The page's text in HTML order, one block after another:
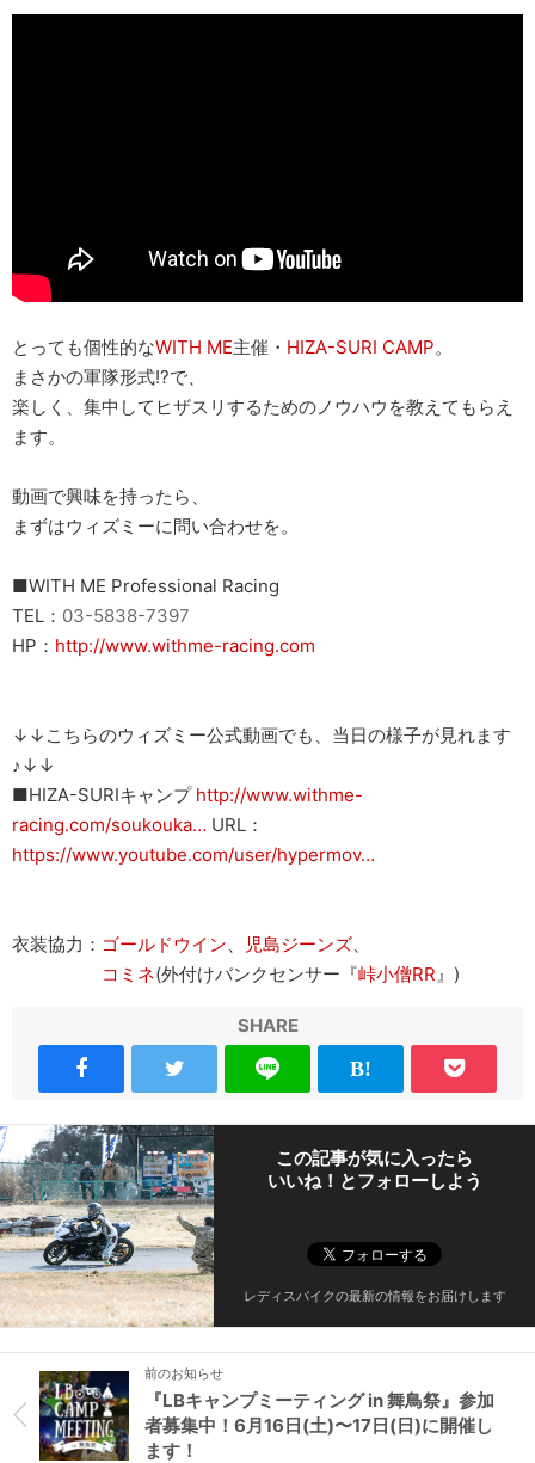
とっても個性的なWITH ME主催・ HIZA-SURI CAMP。
まさかの軍隊形式!?で、
楽しく、集中してヒザスリするためのノウハウを教えてもらえ
ます。
動画で興味を持ったら、
まずはウィズミーに問い合わせを。
■WITH ME Professional Racing
TEL： 03-5838-7397
HP： http://www.withme-racing.com
↓↓こちらのウィズミー公式動画でも、当日の様子が見れます
♪↓↓
■HIZA-SURIキャンプ http://www.withme-
racing.com/soukouka… URL：
https://www.youtube.com/user/hypermov…
衣装協力： ゴールドウイン、 児島ジーンズ、
コミネ(外付けバンクセンサー『峠小僧RR』)
SHARE
この記事が気に入ったら
いいね！とフォローしよう
レディスバイクの最新の情報をお届けします
前のお知らせ
『LBキャンプミーティング in 舞鳥祭』参加
者募集中！6月16日(土)〜17日(日)に開催し
ます！